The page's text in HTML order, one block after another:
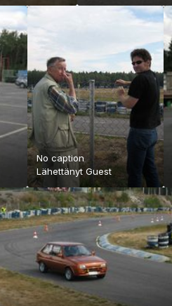
No caption
Lähettänyt Guest